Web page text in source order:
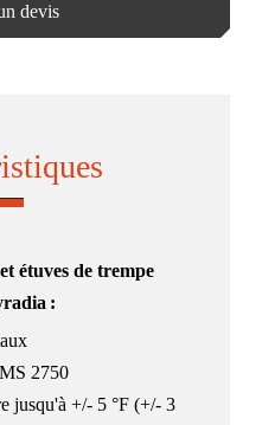
devis
étuves de trempe
:
2750
jusqu'à +/- 5 °F (+/- 3